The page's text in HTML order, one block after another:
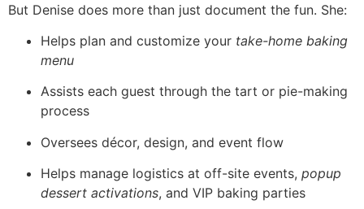
But Denise does more than just document the fun. She:
Helps plan and customize your take-home baking
menu
Assists each guest through the tart or pie-making
process
Oversees décor, design, and event flow
Helps manage logistics at off-site events, popup
dessert activations, and VIP baking parties